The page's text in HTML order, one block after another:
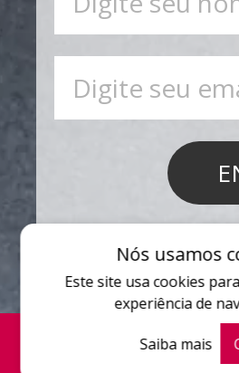
Nós usamos
Este site usa cookies
experiência de
Saiba mais